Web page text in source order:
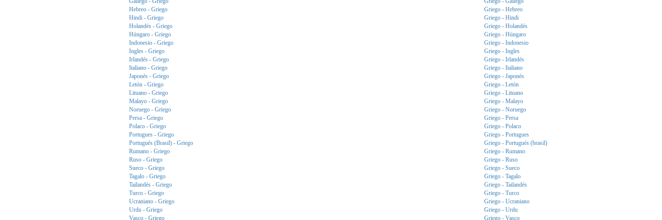
Hebreo - Griego
Griego - Hebreo
Hindi - Griego
Griego - Hindi
Holandés - Griego
Griego - Holandés
Húngaro - Griego
Griego - Húngaro
Indonesio - Griego
Griego - Indonesio
Ingles - Griego
Griego - Ingles
Irlandés - Griego
Griego - Irlandés
Italiano - Griego
Griego - Italiano
Japonés - Griego
Griego - Japonés
Letón - Griego
Griego - Letón
Lituano - Griego
Griego - Lituano
Malayo - Griego
Griego - Malayo
Noruego - Griego
Griego - Noruego
Persa - Griego
Griego - Persa
Polaco - Griego
Griego - Polaco
Portugues - Griego
Griego - Portugues
Portugués (Brasil) - Griego
Griego - Portugués (brasil)
Rumano - Griego
Griego - Rumano
Ruso - Griego
Griego - Ruso
Sueco - Griego
Griego - Sueco
Tagalo - Griego
Griego - Tagalo
Tailandés - Griego
Griego - Tailandés
Turco - Griego
Griego - Turco
Ucraniano - Griego
Griego - Ucraniano
Urdu - Griego
Griego - Urdu
Vasco - Griego
Griego - Vasco